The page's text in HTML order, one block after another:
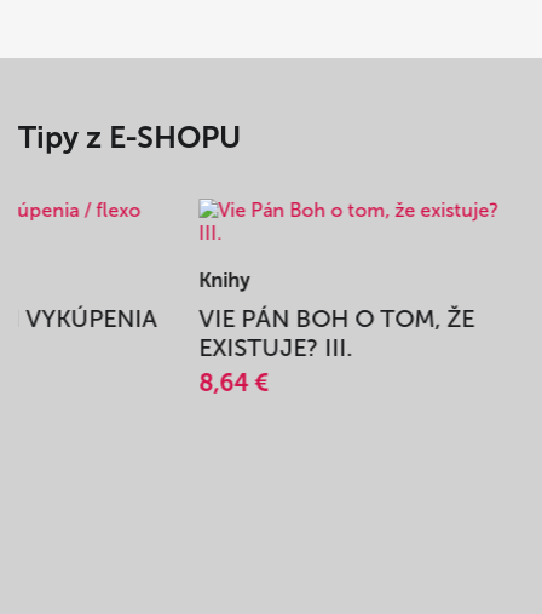
Tipy z E-SHOPU
VYKÚPENIA
Knihy
VIE PÁN BOH O TOM, ŽE
EXISTUJE? III.
8,64 €